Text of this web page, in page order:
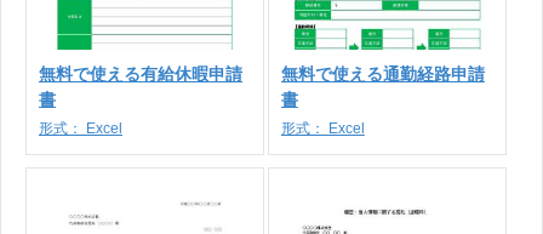
無料で使える有給休暇申請
書
形式： Excel
無料で使える通勤経路申請
書
形式： Excel